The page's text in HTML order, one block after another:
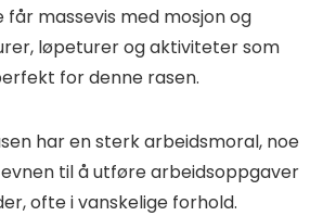
massevis med mosjon og
løpeturer og aktiviteter som
for denne rasen.
har en sterk arbeidsmoral, noe
til å utføre arbeidsoppgaver
ofte i vanskelige forhold.